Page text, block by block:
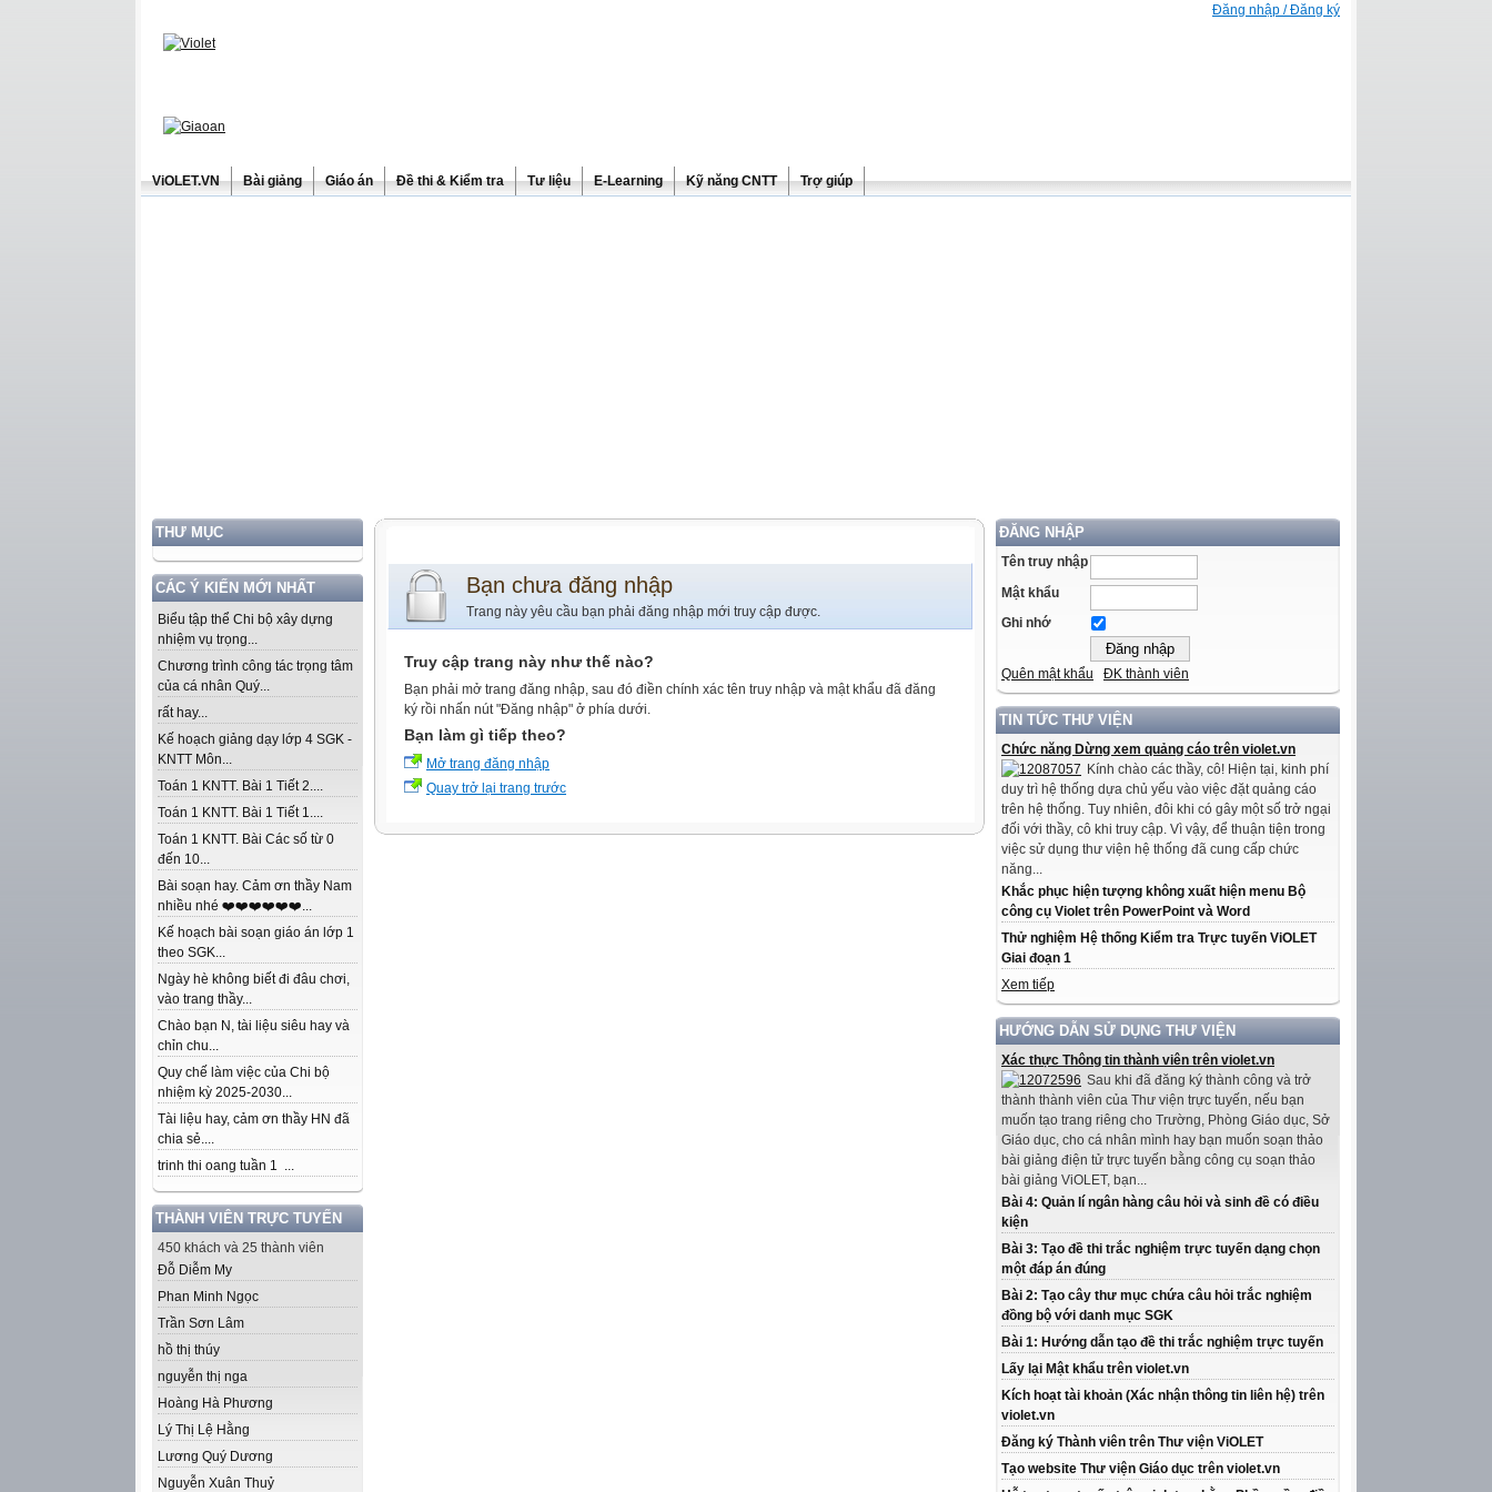
Đăng nhập / Đăng ký
ViOLET.VN Bài giảng Giáo án Đề thi & Kiểm tra Tư liệu E-Learning Kỹ năng CNTT Trợ giúp
THƯ MỤC
CÁC Ý KIẾN MỚI NHẤT
Biểu tập thể Chi bộ xây dựng
nhiệm vụ trọng...
Chương trình công tác trọng tâm
của cá nhân Quý...
rất hay...
Kế hoạch giảng dạy lớp 4 SGK -
KNTT Môn...
Toán 1 KNTT. Bài 1 Tiết 2....
Toán 1 KNTT. Bài 1 Tiết 1....
Toán 1 KNTT. Bài Các số từ 0
đến 10...
Bài soạn hay. Cảm ơn thầy Nam
nhiều nhé ❤️❤️❤️❤️❤️❤️...
Kế hoạch bài soạn giáo án lớp 1
theo SGK...
Ngày hè không biết đi đâu chơi,
vào trang thầy...
Chào bạn N, tài liệu siêu hay và
chỉn chu...
Quy chế làm việc của Chi bộ
nhiệm kỳ 2025-2030...
Tài liệu hay, cảm ơn thầy HN đã
chia sẻ....
trinh thi oang tuần 1 ...
THÀNH VIÊN TRỰC TUYẾN
450 khách và 25 thành viên
Đỗ Diễm My
Phan Minh Ngọc
Trần Sơn Lâm
hồ thị thúy
nguyễn thị nga
Hoàng Hà Phương
Lý Thị Lệ Hằng
Lương Quý Dương
Nguyễn Xuân Thuỷ
ĐĂNG NHẬP
Tên truy nhập
Mật khẩu
Ghi nhớ
Quên mật khẩu ĐK thành viên
TIN TỨC THƯ VIỆN
Chức năng Dừng xem quảng cáo trên violet.vn
Kính chào các thầy, cô! Hiện tại, kinh phí
duy trì hệ thống dựa chủ yếu vào việc đặt quảng cáo
trên hệ thống. Tuy nhiên, đôi khi có gây một số trở ngại
đối với thầy, cô khi truy cập. Vì vậy, để thuận tiện trong
việc sử dụng thư viện hệ thống đã cung cấp chức
năng...
Khắc phục hiện tượng không xuất hiện menu Bộ
công cụ Violet trên PowerPoint và Word
Thử nghiệm Hệ thống Kiểm tra Trực tuyến ViOLET
Giai đoạn 1
Xem tiếp
HƯỚNG DẪN SỬ DỤNG THƯ VIỆN
Xác thực Thông tin thành viên trên violet.vn
Sau khi đã đăng ký thành công và trở
thành thành viên của Thư viện trực tuyến, nếu bạn
muốn tạo trang riêng cho Trường, Phòng Giáo dục, Sở
Giáo dục, cho cá nhân mình hay bạn muốn soạn thảo
bài giảng điện tử trực tuyến bằng công cụ soạn thảo
bài giảng ViOLET, bạn...
Bài 4: Quản lí ngân hàng câu hỏi và sinh đề có điều
kiện
Bài 3: Tạo đề thi trắc nghiệm trực tuyến dạng chọn
một đáp án đúng
Bài 2: Tạo cây thư mục chứa câu hỏi trắc nghiệm
đồng bộ với danh mục SGK
Bài 1: Hướng dẫn tạo đề thi trắc nghiệm trực tuyến
Lấy lại Mật khẩu trên violet.vn
Kích hoạt tài khoản (Xác nhận thông tin liên hệ) trên
violet.vn
Đăng ký Thành viên trên Thư viện ViOLET
Tạo website Thư viện Giáo dục trên violet.vn
Bạn chưa đăng nhập
Trang này yêu cầu bạn phải đăng nhập mới truy cập được.
Truy cập trang này như thế nào?
Bạn phải mở trang đăng nhập, sau đó điền chính xác tên truy nhập và mật khẩu đã đăng
ký rồi nhấn nút "Đăng nhập" ở phía dưới.
Bạn làm gì tiếp theo?
Mở trang đăng nhập
Quay trở lại trang trước